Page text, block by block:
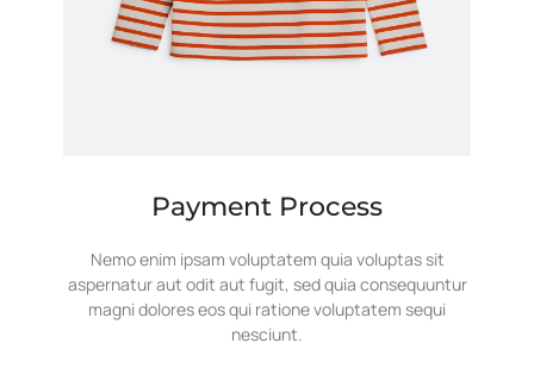
Payment Process
Nemo enim ipsam voluptatem quia voluptas sit
aspernatur aut odit aut fugit, sed quia consequuntur
magni dolores eos qui ratione voluptatem sequi
nesciunt.